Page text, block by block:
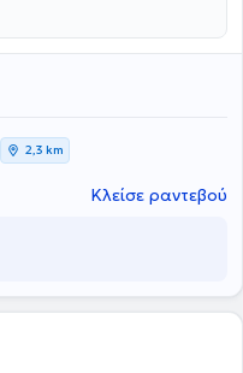
2,3 km
Κλείσε ραντεβού